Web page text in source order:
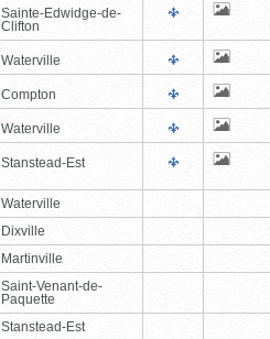
Sainte-Edwidge-de-
Clifton
Waterville
Compton
Waterville
Stanstead-Est
Waterville
Dixville
Martinville
Saint-Venant-de-
Paquette
Stanstead-Est